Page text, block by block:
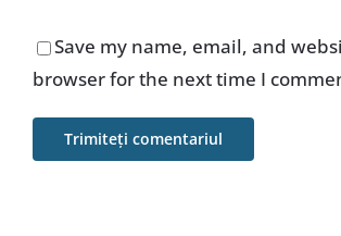
Save my name, email, and
browser for the next time I